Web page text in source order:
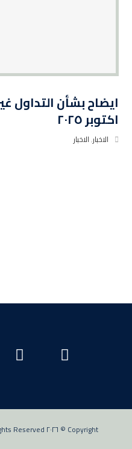
اكتوبر ٢٠٢٥
الاخبار,الاخبار
Copyright © ٢٠٢٦ Kuwait Cement Company. All Rights Reserved